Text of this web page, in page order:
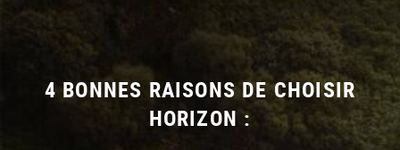
4 BONNES RAISONS DE CHOISIR
HORIZON :